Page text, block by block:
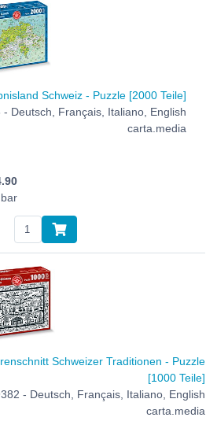
Schweiz - Puzzle [2000 Teile]
- Deutsch, Français, Italiano, English
carta.media
Schweizer Traditionen - Puzzle
[1000 Teile]
- Deutsch, Français, Italiano, English
carta.media